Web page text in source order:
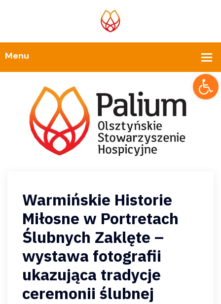
Warmińskie Historie
Miłosne w Portretach
Ślubnych Zaklęte –
wystawa fotografii
ukazująca tradycje
ceremonii ślubnej